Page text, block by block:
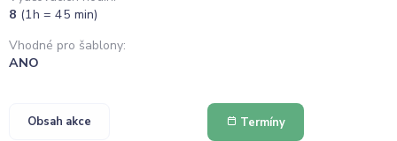
8 (1h = 45 min)
Vhodné pro šablony:
ANO
Obsah akce Termíny